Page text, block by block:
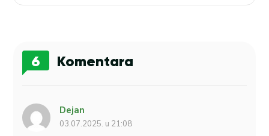
6 Komentara
Dejan
03.07.2025. u 21:08